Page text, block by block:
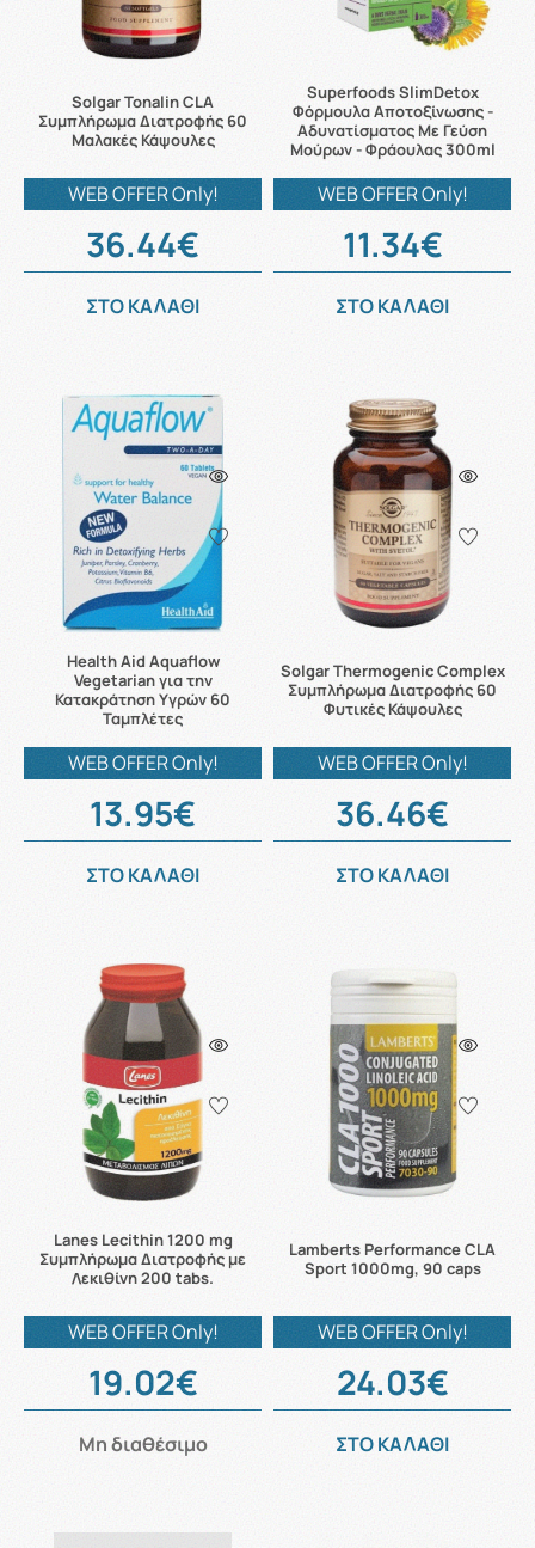
Solgar Tonalin CLA
Συμπλήρωμα Διατροφής 60
Μαλακές Κάψουλες
WEB OFFER Only!
36.44€
ΣΤΟ ΚΑΛΑΘΙ
Superfoods SlimDetox
Φόρμουλα Αποτοξίνωσης -
Αδυνατίσματος Με Γεύση
Μούρων - Φράουλας 300ml
WEB OFFER Only!
11.34€
ΣΤΟ ΚΑΛΑΘΙ
Health Aid Aquaflow
Vegetarian για την
Κατακράτηση Υγρών 60
Ταμπλέτες
WEB OFFER Only!
13.95€
ΣΤΟ ΚΑΛΑΘΙ
Solgar Thermogenic Complex
Συμπλήρωμα Διατροφής 60
Φυτικές Κάψουλες
WEB OFFER Only!
36.46€
ΣΤΟ ΚΑΛΑΘΙ
Lanes Lecithin 1200 mg
Συμπλήρωμα Διατροφής με
Λεκιθίνη 200 tabs.
WEB OFFER Only!
19.02€
Μη διαθέσιμο
Lamberts Performance CLA
Sport 1000mg, 90 caps
WEB OFFER Only!
24.03€
ΣΤΟ ΚΑΛΑΘΙ